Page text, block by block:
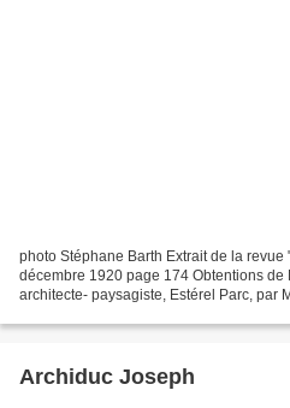
photo Stéphane Barth Extrait de la revue " les amis des roses " 78 octobre
décembre 1920 page 174 Obtentions de
architecte- paysagiste, Estérel Parc, par
Archiduc Joseph